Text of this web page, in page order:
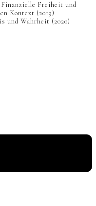
Freiheit und
Kontext (2019)
und Wahrheit (2020)